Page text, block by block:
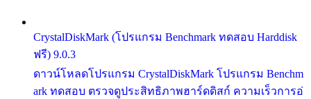
CrystalDiskMark (โปรแกรม Benchmark ทดสอบ Harddisk
ฟรี) 9.0.3
ดาวน์โหลดโปรแกรม CrystalDiskMark โปรแกรม Benchm
ark ทดสอบ ตรวจดูประสิทธิภาพฮาร์ดดิสก์ ความเร็วการอ่